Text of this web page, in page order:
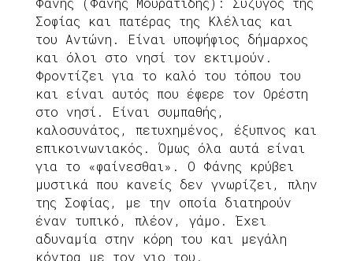
Σοφίας και πατέρας της Κλέλιας και
του Αντώνη. Είναι υποψήφιος δήμαρχος
και όλοι στο νησί τον εκτιμούν.
Φροντίζει για το καλό του τόπου του
και είναι αυτός που έφερε τον Ορέστη
στο νησί. Είναι συμπαθής,
καλοσυνάτος, πετυχημένος, έξυπνος και
επικοινωνιακός. Όμως όλα αυτά είναι
για το «φαίνεσθαι». Ο Φάνης κρύβει
μυστικά που κανείς δεν γνωρίζει, πλην
της Σοφίας, με την οποία διατηρούν
έναν τυπικό, πλέον, γάμο. Έχει
αδυναμία στην κόρη του και μεγάλη
κόντρα με τον γιο του.